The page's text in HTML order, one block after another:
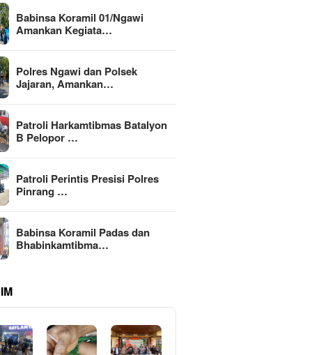
Babinsa Koramil 01/Ngawi
Amankan Kegiata…
Polres Ngawi dan Polsek
Jajaran, Amankan…
Patroli Harkamtibmas Batalyon
B Pelopor …
Patroli Perintis Presisi Polres
Pinrang …
Babinsa Koramil Padas dan
Bhabinkamtibma…